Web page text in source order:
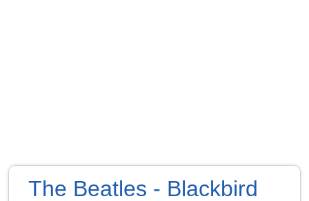
The Beatles - Blackbird